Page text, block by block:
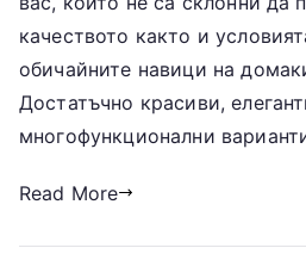
качеството както и
обичайните навици на
Достатъчно красиви,
многофункционални
Read More